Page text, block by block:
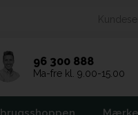
96 300 888
Ma-fre kl. 9.00-15.00